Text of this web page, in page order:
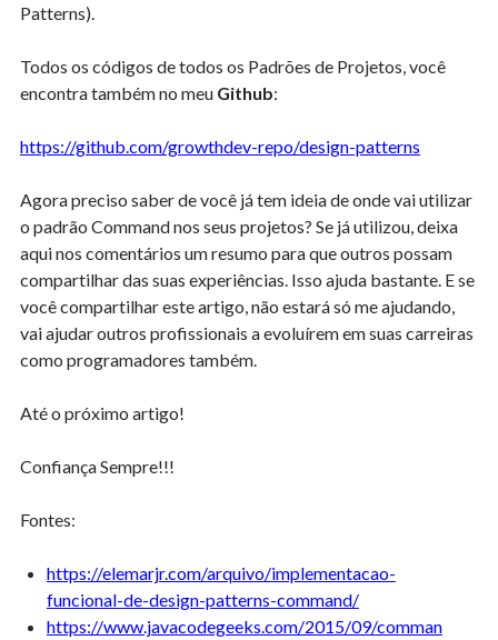
Patterns).
Todos os códigos de todos os Padrões de Projetos, você
encontra também no meu Github:
https://github.com/growthdev-repo/design-patterns
Agora preciso saber de você já tem ideia de onde vai utilizar
o padrão Command nos seus projetos? Se já utilizou, deixa
aqui nos comentários um resumo para que outros possam
compartilhar das suas experiências. Isso ajuda bastante. E se
você compartilhar este artigo, não estará só me ajudando,
vai ajudar outros profissionais a evoluírem em suas carreiras
como programadores também.
Até o próximo artigo!
Confiança Sempre!!!
Fontes:
https://elemarjr.com/arquivo/implementacao-
funcional-de-design-patterns-command/
https://www.javacodegeeks.com/2015/09/comman